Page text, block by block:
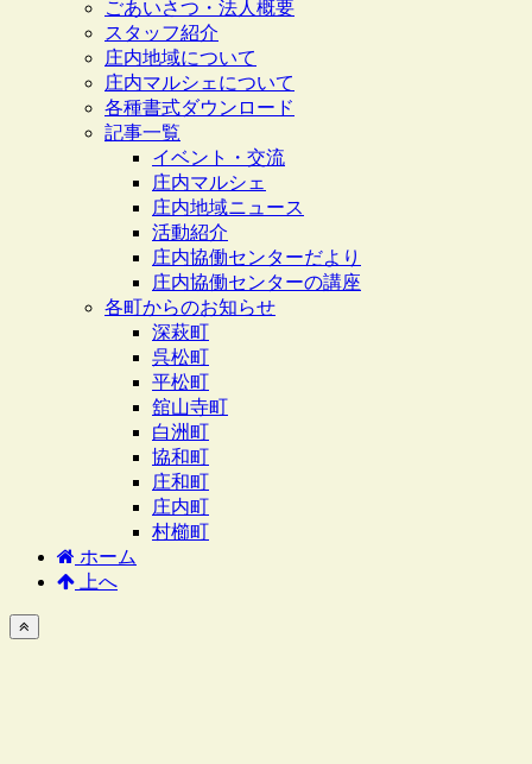
ごあいさつ・法人概要
スタッフ紹介
庄内地域について
庄内マルシェについて
各種書式ダウンロード
記事一覧
イベント・交流
庄内マルシェ
庄内地域ニュース
活動紹介
庄内協働センターだより
庄内協働センターの講座
各町からのお知らせ
深萩町
呉松町
平松町
舘山寺町
白洲町
協和町
庄和町
庄内町
村櫛町
ホーム
上へ